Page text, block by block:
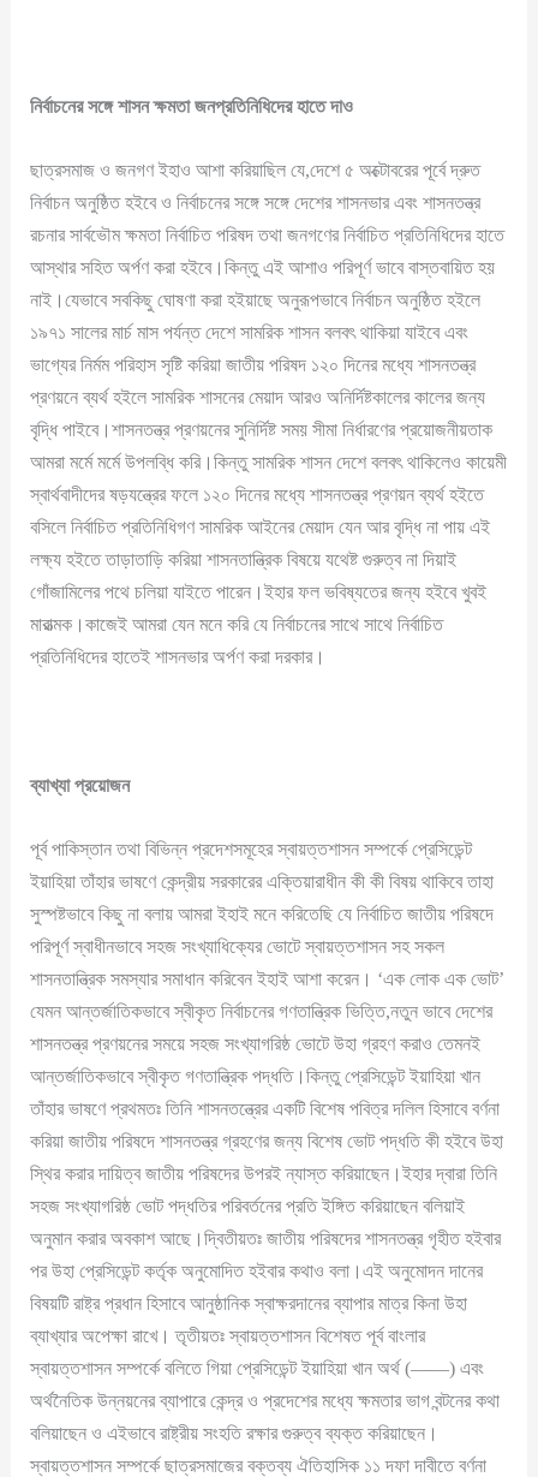
নির্বাচনের সঙ্গে শাসন ক্ষমতা জনপ্রতিনিধিদের হাতে দাও
ছাত্রসমাজ ও জনগণ ইহাও আশা করিয়াছিল যে,দেশে ৫ অক্টোবরের পূর্বে দ্রুত
নির্বাচন অনুষ্ঠিত হইবে ও নির্বাচনের সঙ্গে সঙ্গে দেশের শাসনভার এবং শাসনতন্ত্র
রচনার সার্বভৌম ক্ষমতা নির্বাচিত পরিষদ তথা জনগণের নির্বাচিত প্রতিনিধিদের হাতে
আস্থার সহিত অর্পণ করা হইবে।কিন্তু এই আশাও পরিপূর্ণ ভাবে বাস্তবায়িত হয়
নাই।যেভাবে সবকিছু ঘোষণা করা হইয়াছে অনুরূপভাবে নির্বাচন অনুষ্ঠিত হইলে
১৯৭১ সালের মার্চ মাস পর্যন্ত দেশে সামরিক শাসন বলবৎ থাকিয়া যাইবে এবং
ভাগ্যের নির্মম পরিহাস সৃষ্টি করিয়া জাতীয় পরিষদ ১২০ দিনের মধ্যে শাসনতন্ত্র
প্রণয়নে ব্যর্থ হইলে সামরিক শাসনের মেয়াদ আরও অনির্দিষ্টকালের কালের জন্য
বৃদ্ধি পাইবে।শাসনতন্ত্র প্রণয়নের সুনির্দিষ্ট সময় সীমা নির্ধারণের প্রয়োজনীয়তাক
আমরা মর্মে মর্মে উপলব্ধি করি।কিন্তু সামরিক শাসন দেশে বলবৎ থাকিলেও কায়েমী
স্বার্থবাদীদের ষড়যন্ত্রের ফলে ১২০ দিনের মধ্যে শাসনতন্ত্র প্রণয়ন ব্যর্থ হইতে
বসিলে নির্বাচিত প্রতিনিধিগণ সামরিক আইনের মেয়াদ যেন আর বৃদ্ধি না পায় এই
লক্ষ্য হইতে তাড়াতাড়ি করিয়া শাসনতান্ত্রিক বিষয়ে যথেষ্ট গুরুত্ব না দিয়াই
গোঁজামিলের পথে চলিয়া যাইতে পারেন।ইহার ফল ভবিষ্যতের জন্য হইবে খুবই
মারাত্মক।কাজেই আমরা যেন মনে করি যে নির্বাচনের সাথে সাথে নির্বাচিত
প্রতিনিধিদের হাতেই শাসনভার অর্পণ করা দরকার।
ব্যাখ্যা প্রয়োজন
পূর্ব পাকিস্তান তথা বিভিন্ন প্রদেশসমূহের স্বায়ত্তশাসন সম্পর্কে প্রেসিডেন্ট
ইয়াহিয়া তাঁহার ভাষণে কেন্দ্রীয় সরকারের এক্তিয়ারাধীন কী কী বিষয় থাকিবে তাহা
সুস্পষ্টভাবে কিছু না বলায় আমরা ইহাই মনে করিতেছি যে নির্বাচিত জাতীয় পরিষদে
পরিপূর্ণ স্বাধীনভাবে সহজ সংখ্যাধিক্যের ভোটে স্বায়ত্তশাসন সহ সকল
শাসনতান্ত্রিক সমস্যার সমাধান করিবেন ইহাই আশা করেন। ‘এক লোক এক ভোট’
যেমন আন্তর্জাতিকভাবে স্বীকৃত নির্বাচনের গণতান্ত্রিক ভিত্তি,নতুন ভাবে দেশের
শাসনতন্ত্র প্রণয়নের সময়ে সহজ সংখ্যাগরিষ্ঠ ভোটে উহা গ্রহণ করাও তেমনই
আন্তর্জাতিকভাবে স্বীকৃত গণতান্ত্রিক পদ্ধতি।কিন্তু প্রেসিডেন্ট ইয়াহিয়া খান
তাঁহার ভাষণে প্রথমতঃ তিনি শাসনতন্ত্রের একটি বিশেষ পবিত্র দলিল হিসাবে বর্ণনা
করিয়া জাতীয় পরিষদে শাসনতন্ত্র গ্রহণের জন্য বিশেষ ভোট পদ্ধতি কী হইবে উহা
স্থির করার দায়িত্ব জাতীয় পরিষদের উপরই ন্যাস্ত করিয়াছেন।ইহার দ্বারা তিনি
সহজ সংখ্যাগরিষ্ঠ ভোট পদ্ধতির পরিবর্তনের প্রতি ইঙ্গিত করিয়াছেন বলিয়াই
অনুমান করার অবকাশ আছে।দ্বিতীয়তঃ জাতীয় পরিষদের শাসনতন্ত্র গৃহীত হইবার
পর উহা প্রেসিডেন্ট কর্তৃক অনুমোদিত হইবার কথাও বলা।এই অনুমোদন দানের
বিষয়টি রাষ্ট্র প্রধান হিসাবে আনুষ্ঠানিক স্বাক্ষরদানের ব্যাপার মাত্র কিনা উহা
ব্যাখ্যার অপেক্ষা রাখে। তৃতীয়তঃ স্বায়ত্তশাসন বিশেষত পূর্ব বাংলার
স্বায়ত্তশাসন সম্পর্কে বলিতে গিয়া প্রেসিডেন্ট ইয়াহিয়া খান অর্থ (——) এবং
অর্থনৈতিক উন্নয়নের ব্যাপারে কেন্দ্র ও প্রদেশের মধ্যে ক্ষমতার ভাগ বন্টনের কথা
বলিয়াছেন ও এইভাবে রাষ্ট্রীয় সংহতি রক্ষার গুরুত্ব ব্যক্ত করিয়াছেন।
স্বায়ত্তশাসন সম্পর্কে ছাত্রসমাজের বক্তব্য ঐতিহাসিক ১১ দফা দাবীতে বর্ণনা